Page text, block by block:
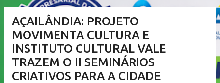
AÇAILÂNDIA: PROJETO
MOVIMENTA CULTURA E
INSTITUTO CULTURAL VALE
TRAZEM O II SEMINÁRIOS
CRIATIVOS PARA A CIDADE